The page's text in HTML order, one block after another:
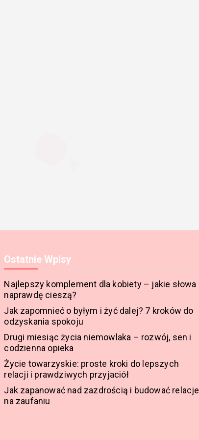
Ostatnie Wpisy
Najlepszy komplement dla kobiety – jakie słowa
naprawdę cieszą?
Jak zapomnieć o byłym i żyć dalej? 7 kroków do
odzyskania spokoju
Drugi miesiąc życia niemowlaka – rozwój, sen i
codzienna opieka
Życie towarzyskie: proste kroki do lepszych
relacji i prawdziwych przyjaciół
Jak zapanować nad zazdrością i budować relacje
na zaufaniu